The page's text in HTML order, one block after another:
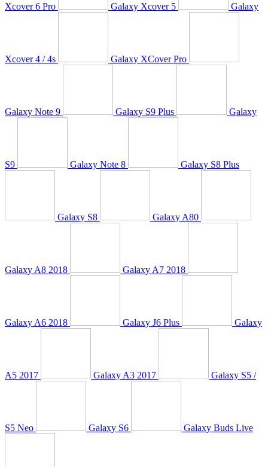
Xcover 6 Pro Galaxy Xcover 5 Galaxy
Xcover 4 / 4s Galaxy XCover Pro
Galaxy Note 9 Galaxy S9 Plus Galaxy
S9 Galaxy Note 8 Galaxy S8 Plus
Galaxy S8 Galaxy A80
Galaxy A8 2018 Galaxy A7 2018
Galaxy A6 2018 Galaxy J6 Plus Galaxy
A5 2017 Galaxy A3 2017 Galaxy S5 /
S5 Neo Galaxy S6 Galaxy Buds Live